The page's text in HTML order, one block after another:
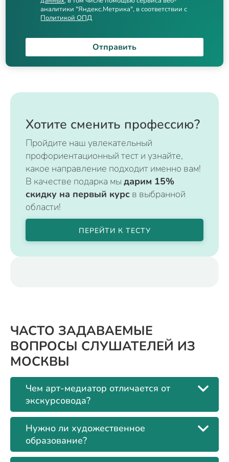
аналитики "Яндекс.Метрика", в соответствии с
Политикой ОПД
Отправить
Хотите сменить профессию?
Пройдите наш увлекательный
профориентационный тест и узнайте,
какое направление подходит именно вам!
В качестве подарка мы дарим 15%
скидку на первый курс в выбранной
области!
ПЕРЕЙТИ К ТЕСТУ
ЧАСТО ЗАДАВАЕМЫЕ
ВОПРОСЫ СЛУШАТЕЛЕЙ ИЗ
МОСКВЫ
Чем арт-медиатор отличается от
экскурсовода?
Нужно ли художественное
образование?